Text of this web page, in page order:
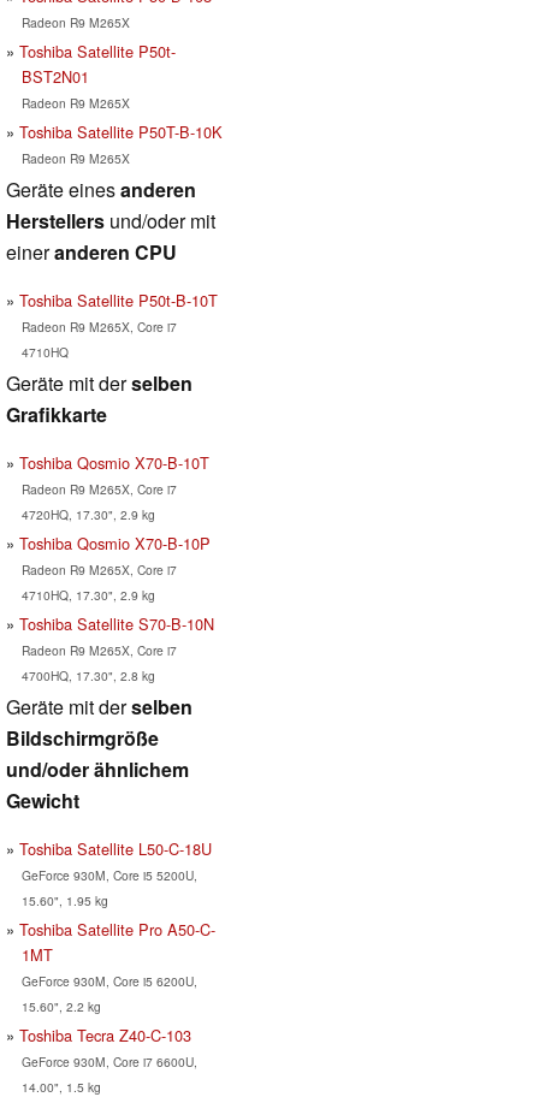
Radeon R9 M265X
Toshiba Satellite P50t-
BST2N01
Radeon R9 M265X
Toshiba Satellite P50T-B-10K
Radeon R9 M265X
Geräte einesanderen
Herstellers und/oder mit
eineranderen CPU
Toshiba Satellite P50t-B-10T
Radeon R9 M265X, Core i7
4710HQ
Geräte mit derselben
Grafikkarte
Toshiba Qosmio X70-B-10T
Radeon R9 M265X, Core i7
4720HQ, 17.30", 2.9 kg
Toshiba Qosmio X70-B-10P
Radeon R9 M265X, Core i7
4710HQ, 17.30", 2.9 kg
Toshiba Satellite S70-B-10N
Radeon R9 M265X, Core i7
4700HQ, 17.30", 2.8 kg
Geräte mit derselben
Bildschirmgröße
und/oder ähnlichem
Gewicht
Toshiba Satellite L50-C-18U
GeForce 930M, Core i5 5200U,
15.60", 1.95 kg
Toshiba Satellite Pro A50-C-
1MT
GeForce 930M, Core i5 6200U,
15.60", 2.2 kg
Toshiba Tecra Z40-C-103
GeForce 930M, Core i7 6600U,
14.00", 1.5 kg